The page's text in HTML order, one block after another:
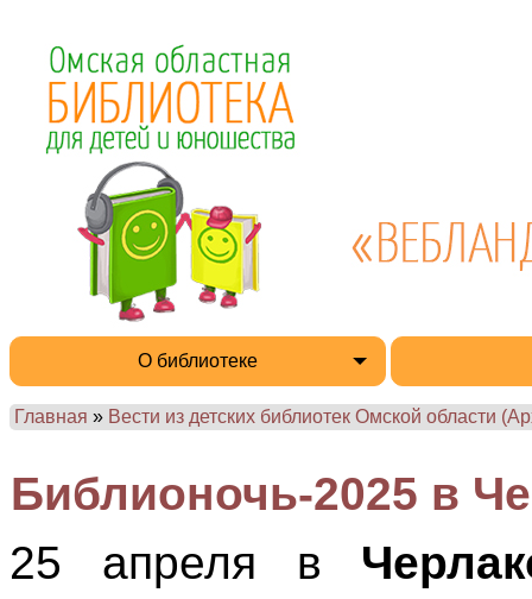
О библиотеке
Главная » Вести из детских библиотек Омской области
Библионочь-2025 в
25 апреля в